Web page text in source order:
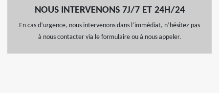
NOUS INTERVENONS 7J/7 ET 24H/24
En cas d’urgence, nous intervenons dans l’immédiat, n’hésitez pas
à nous contacter via le formulaire ou à nous appeler.